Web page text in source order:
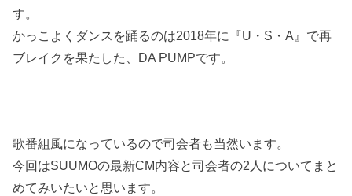
す。
かっこよくダンスを踊るのは2018年に『U・S・A』で再
ブレイクを果たした、DA PUMPです。
歌番組風になっているので司会者も当然います。
今回はSUUMOの最新CM内容と司会者の2人についてまと
めてみいたいと思います。